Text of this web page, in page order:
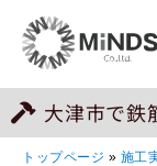
大津市で鉄
トップページ » 施工